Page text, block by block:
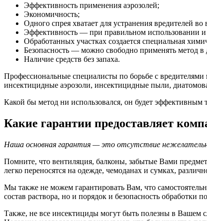
Эффективность применения аэрозолей;
Экономичность;
Одного спрея хватает для устранения вредителей во
Эффективность — при правильном использовании
Обработанных участках создается специальная
Безопасность — можно свободно применять метод
Наличие средств без запаха.
Профессиональные специалисты по борьбе с
инсектицидные аэрозоли, инсектицидные пыли,
Какой бы метод ни использовался, он будет эффективным
Какие гарантии предоставляет
Наша основная гарантия — это отсутствие
Помните, что вентиляция, балконы, забытые Вами
легко переносятся на одежде, чемоданах и сумках,
Мы также не можем гарантировать Вам, что
состав раствора, но и порядок и безопасность обработки
Также, не все инсектициды могут быть полезны в Вашем